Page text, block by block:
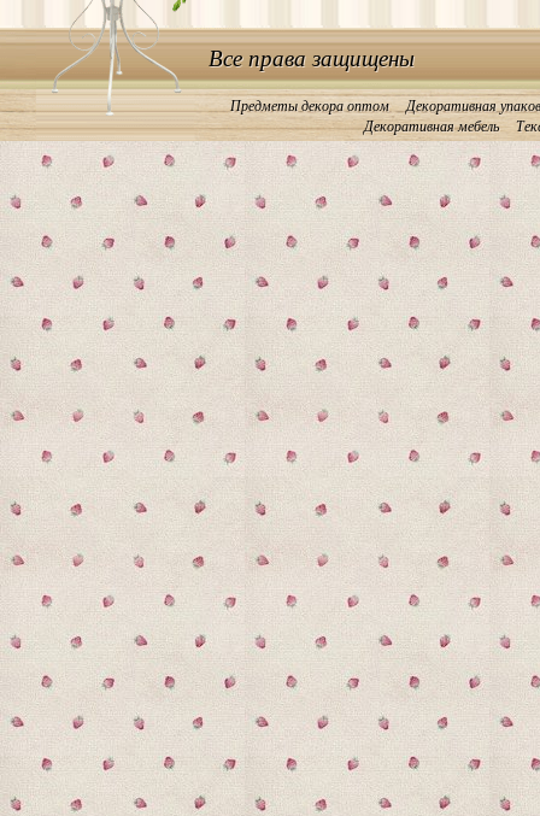
Предметы декора оптом
Декоративная
Декоративная мебель
Все права защищены